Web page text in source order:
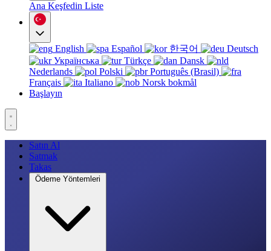
Ana Keşfedin Liste
English Español 한국어
Deutsch
Українська
Türkçe
Dansk
Nederlands
Polski
Português (Brasil)
Français
Italiano
Norsk bokmål
Başlayın
Satın Al
Satmak
Takas
Ödeme Yöntemleri